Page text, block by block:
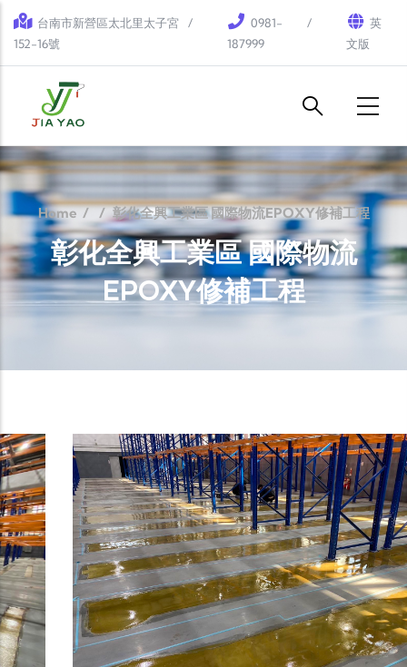
Skip to main content
台南市新營區太北里太子宮
152-16號
0981-
187999
英
文版
Home/ / 彰化全興工業區 國際物流EPOXY修補工程
彰化全興工業區 國際物流
EPOXY修補工程